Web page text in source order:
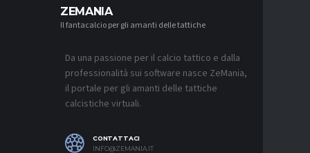
ZEMANIA
Il fantacalcio per gli amanti delle tattiche
Da una passione per il calcio tattico e dalla
professionalità sui software nasce ZeMania,
il portale per gli amanti delle tattiche
calcistiche virtuali.
CONTATTACI
INFO@ZEMANIA.IT